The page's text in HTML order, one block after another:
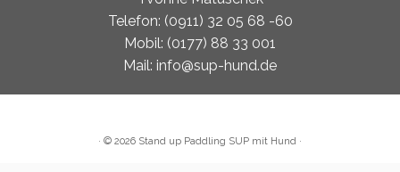
Telefon: (0911) 32 05 68 -60
Mobil: (0177) 88 33 001
Mail: info@sup-hund.de
· © 2026 Stand up Paddling SUP mit Hund ·